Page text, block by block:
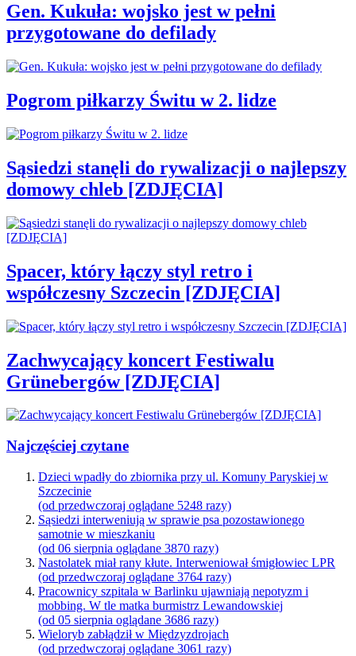
Gen. Kukuła: wojsko jest w pełni
przygotowane do defilady
Pogrom piłkarzy Świtu w 2. lidze
Sąsiedzi stanęli do rywalizacji o najlepszy
domowy chleb [ZDJĘCIA]
Spacer, który łączy styl retro i
współczesny Szczecin [ZDJĘCIA]
Zachwycający koncert Festiwalu
Grünebergów [ZDJĘCIA]
Najczęściej czytane
Dzieci wpadły do zbiornika przy ul. Komuny Paryskiej w
Szczecinie
(od przedwczoraj oglądane 5248 razy)
Sąsiedzi interweniują w sprawie psa pozostawionego
samotnie w mieszkaniu
(od 06 sierpnia oglądane 3870 razy)
Nastolatek miał rany kłute. Interweniował śmigłowiec LPR
(od przedwczoraj oglądane 3764 razy)
Pracownicy szpitala w Barlinku ujawniają nepotyzm i
mobbing. W tle matka burmistrz Lewandowskiej
(od 05 sierpnia oglądane 3686 razy)
Wieloryb zabłądził w Międzyzdrojach
(od przedwczoraj oglądane 3061 razy)